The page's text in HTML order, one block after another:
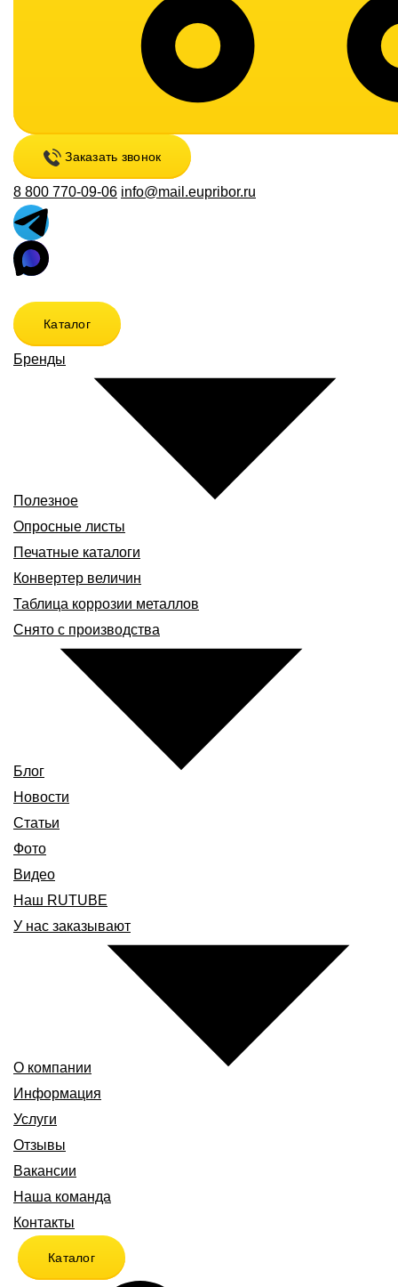
Заказать звонок
8 800 770-09-06 info@mail.eupribor.ru
Каталог
Бренды
Полезное
Опросные листы
Печатные каталоги
Конвертер величин
Таблица коррозии металлов
Снято с производства
Блог
Новости
Статьи
Фото
Видео
Наш RUTUBE
У нас заказывают
О компании
Информация
Услуги
Отзывы
Вакансии
Наша команда
Контакты
Каталог